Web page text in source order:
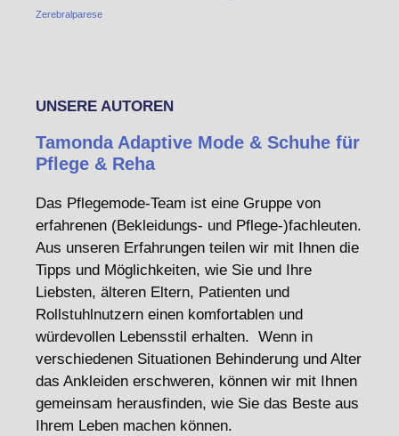
Zerebralparese
UNSERE AUTOREN
Tamonda Adaptive Mode & Schuhe für
Pflege & Reha
Das Pflegemode-Team ist eine Gruppe von
erfahrenen (Bekleidungs- und Pflege-)fachleuten.
Aus unseren Erfahrungen teilen wir mit Ihnen die
Tipps und Möglichkeiten, wie Sie und Ihre
Liebsten, älteren Eltern, Patienten und
Rollstuhlnutzern einen komfortablen und
würdevollen Lebensstil erhalten. Wenn in
verschiedenen Situationen Behinderung und Alter
das Ankleiden erschweren, können wir mit Ihnen
gemeinsam herausfinden, wie Sie das Beste aus
Ihrem Leben machen können.